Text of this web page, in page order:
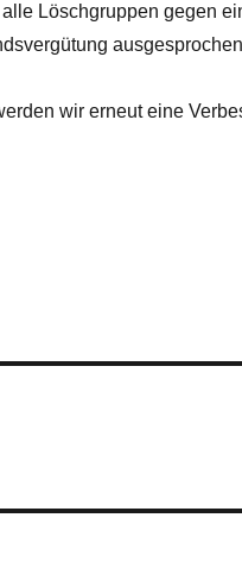
Löschgruppen gegen
wir erneut eine